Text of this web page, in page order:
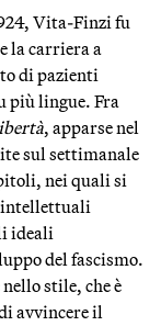
Vita-Finzi fu
la carriera a
di pazienti
più lingue. Fra
, apparse nel
sul settimanale
nei quali si
ideali
del fascismo.
stile, che è
avvincere il